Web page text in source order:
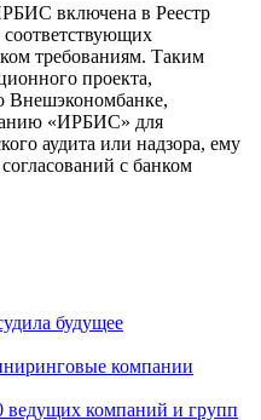
включена в Реестр
требованиям. Таким
проекта,
Внешэкономбанке,
«ИРБИС» для
аудита или надзора, ему
с банком
будущее
компании
компаний и групп